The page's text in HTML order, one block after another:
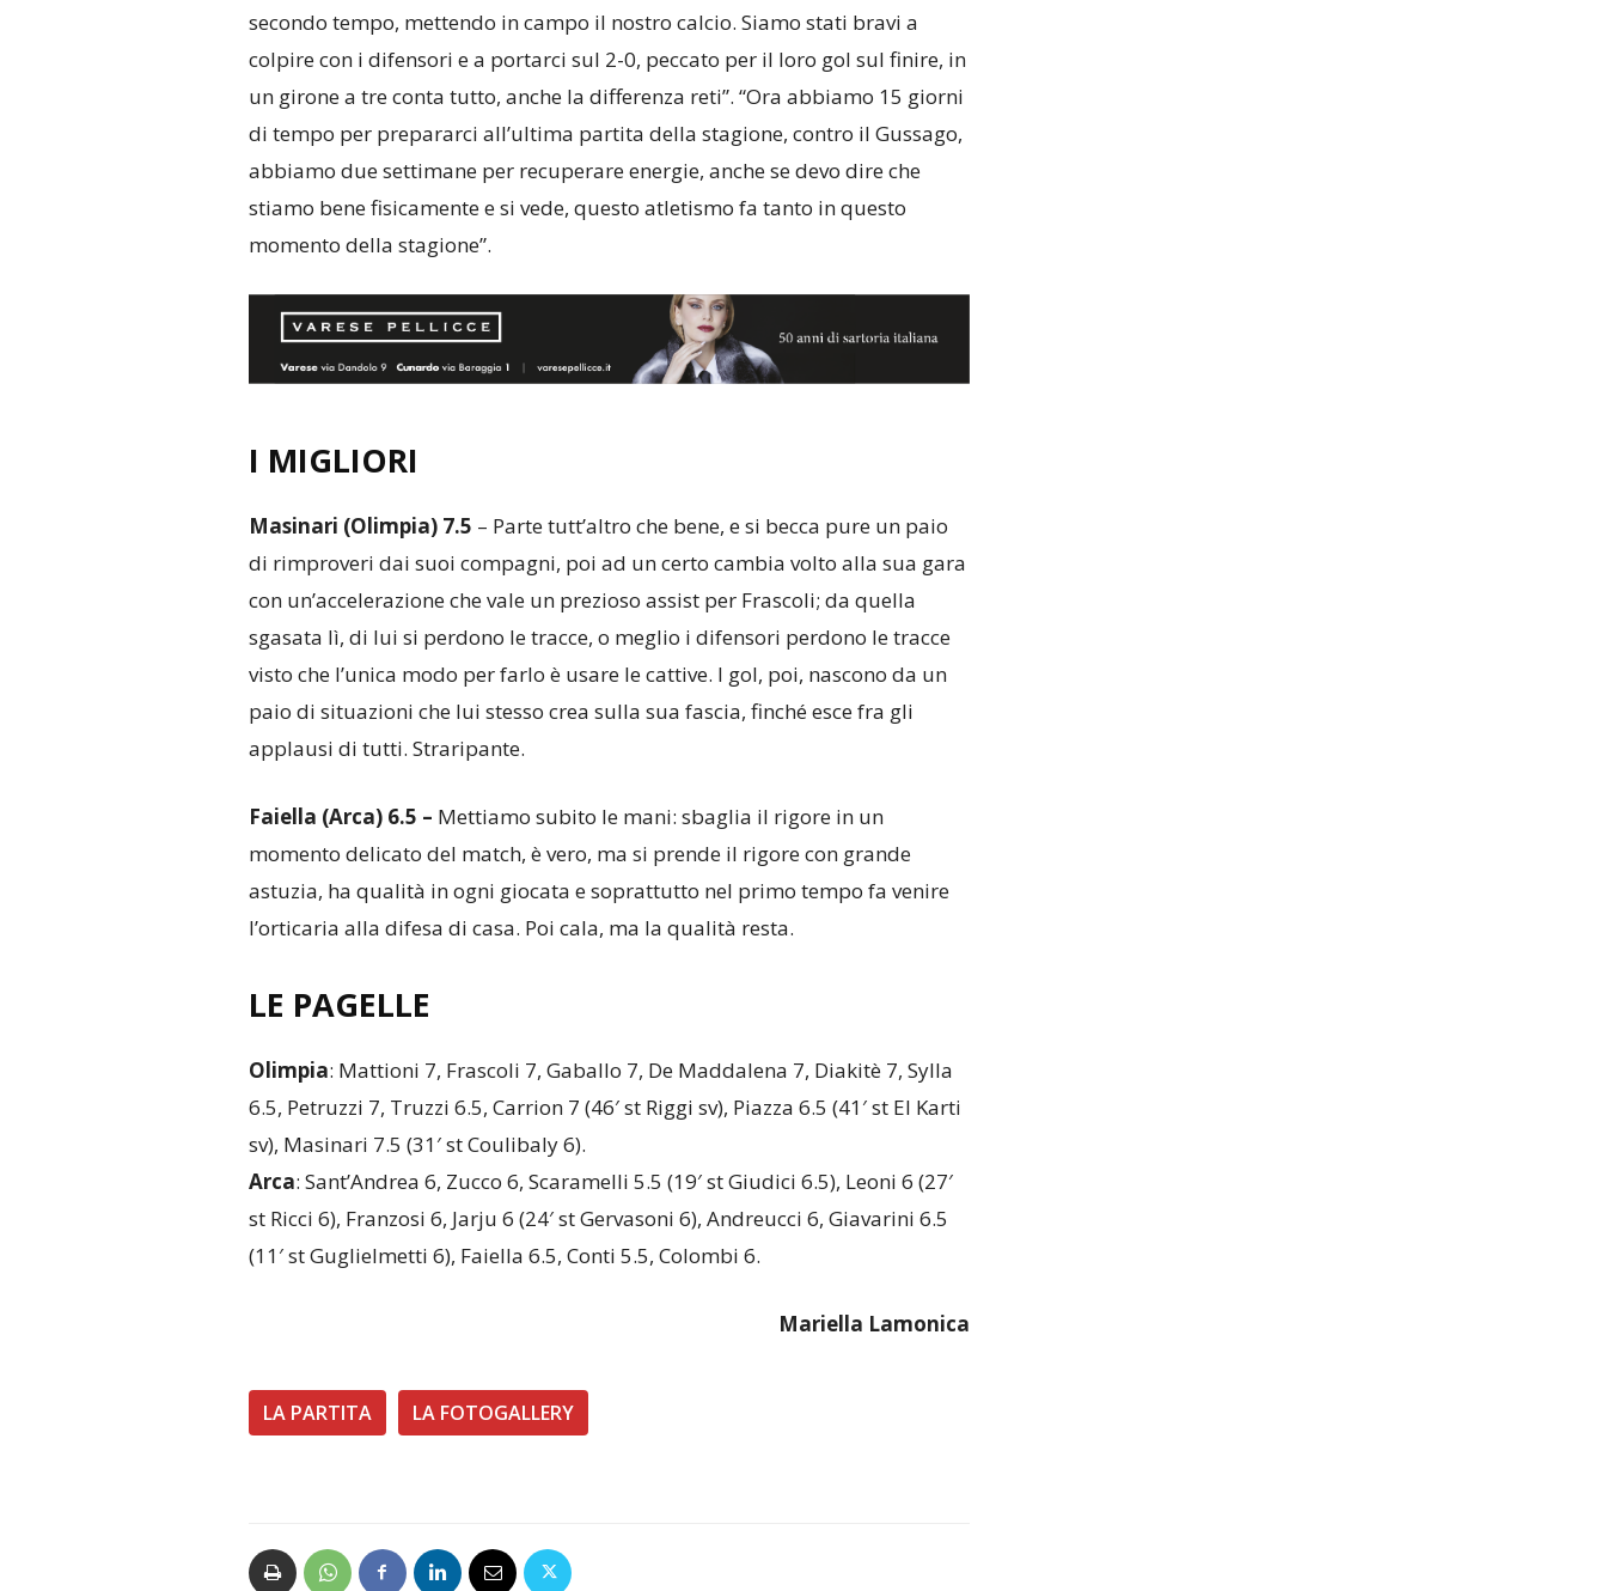
secondo tempo, mettendo in campo il nostro calcio. Siamo stati bravi a
colpire con i difensori e a portarci sul 2-0, peccato per il loro gol sul finire, in
un girone a tre conta tutto, anche la differenza reti”. “Ora abbiamo 15 giorni
di tempo per prepararci all’ultima partita della stagione, contro il Gussago,
abbiamo due settimane per recuperare energie, anche se devo dire che
stiamo bene fisicamente e si vede, questo atletismo fa tanto in questo
momento della stagione”.
I MIGLIORI
Masinari (Olimpia) 7.5 – Parte tutt’altro che bene, e si becca pure un paio
di rimproveri dai suoi compagni, poi ad un certo cambia volto alla sua gara
con un’accelerazione che vale un prezioso assist per Frascoli; da quella
sgasata lì, di lui si perdono le tracce, o meglio i difensori perdono le tracce
visto che l’unica modo per farlo è usare le cattive. I gol, poi, nascono da un
paio di situazioni che lui stesso crea sulla sua fascia, finché esce fra gli
applausi di tutti. Straripante.
Faiella (Arca) 6.5 – Mettiamo subito le mani: sbaglia il rigore in un
momento delicato del match, è vero, ma si prende il rigore con grande
astuzia, ha qualità in ogni giocata e soprattutto nel primo tempo fa venire
l’orticaria alla difesa di casa. Poi cala, ma la qualità resta.
LE PAGELLE
Olimpia: Mattioni 7, Frascoli 7, Gaballo 7, De Maddalena 7, Diakitè 7, Sylla
6.5, Petruzzi 7, Truzzi 6.5, Carrion 7 (46′ st Riggi sv), Piazza 6.5 (41′ st El Karti
sv), Masinari 7.5 (31′ st Coulibaly 6).
Arca: Sant’Andrea 6, Zucco 6, Scaramelli 5.5 (19′ st Giudici 6.5), Leoni 6 (27′
st Ricci 6), Franzosi 6, Jarju 6 (24′ st Gervasoni 6), Andreucci 6, Giavarini 6.5
(11′ st Guglielmetti 6), Faiella 6.5, Conti 5.5, Colombi 6.
Mariella Lamonica
LA PARTITA LA FOTOGALLERY